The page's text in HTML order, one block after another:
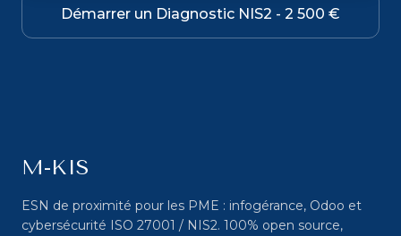
Démarrer un Diagnostic NIS2 - 2 500 €
M-KIS
ESN de proximité pour les PME : infogérance, Odoo et
cybersécurité ISO 27001 / NIS2. 100% open source,